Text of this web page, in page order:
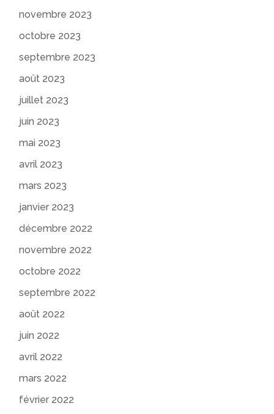
novembre 2023
octobre 2023
septembre 2023
août 2023
juillet 2023
juin 2023
mai 2023
avril 2023
mars 2023
janvier 2023
décembre 2022
novembre 2022
octobre 2022
septembre 2022
août 2022
juin 2022
avril 2022
mars 2022
février 2022